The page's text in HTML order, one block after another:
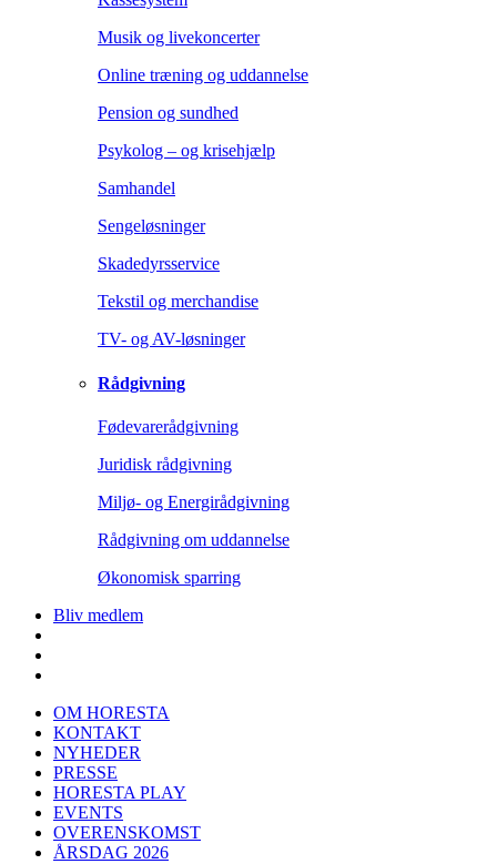
Musik og livekoncerter
Online træning og uddannelse
Pension og sundhed
Psykolog – og krisehjælp
Samhandel
Sengeløsninger
Skadedyrsservice
Tekstil og merchandise
TV- og AV-løsninger
Rådgivning
Fødevarerådgivning
Juridisk rådgivning
Miljø- og Energirådgivning
Rådgivning om uddannelse
Økonomisk sparring
Bliv medlem
OM HORESTA
KONTAKT
NYHEDER
PRESSE
HORESTA PLAY
EVENTS
OVERENSKOMST
ÅRSDAG 2026